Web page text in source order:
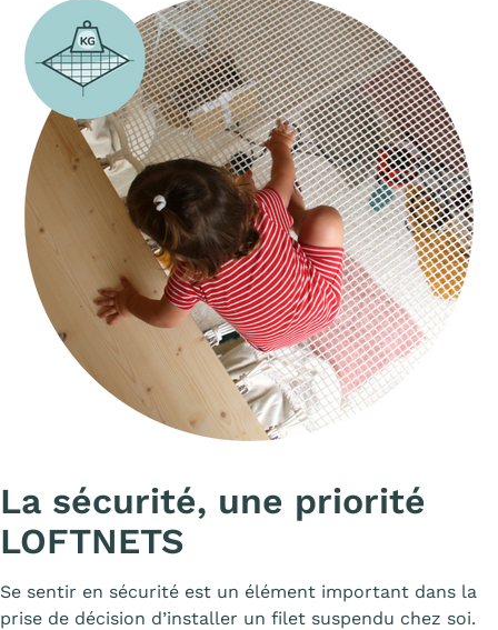
La sécurité, une priorité
LOFTNETS
Se sentir en sécurité est un élément important dans la
prise de décision d’installer un filet suspendu chez soi.